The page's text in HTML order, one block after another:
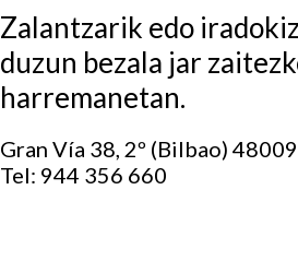
Zalantzarik edo
duzun bezala jar
harremanetan.
Gran Vía 38, 2º (Bilbao) 48009
Tel: 944 356 660